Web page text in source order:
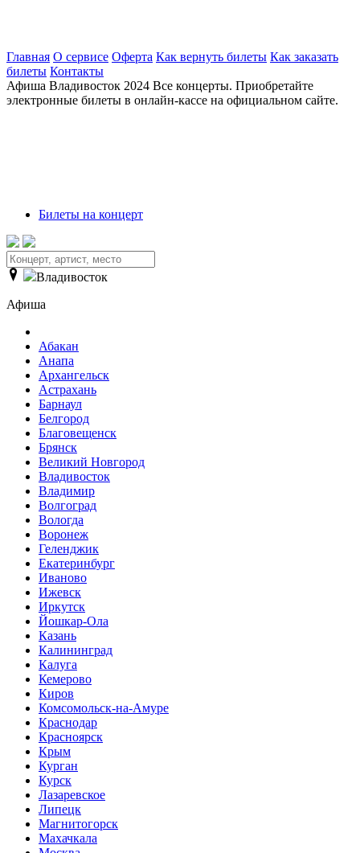
Главная О сервисе Оферта Как вернуть билеты Как заказать
билеты Контакты
Афиша Владивосток 2024 Все концерты. Приобретайте
электронные билеты в онлайн-кассе на официальном сайте.
Билеты на концерт
Владивосток
Афиша
Абакан
Анапа
Архангельск
Астрахань
Барнаул
Белгород
Благовещенск
Брянск
Великий Новгород
Владивосток
Владимир
Волгоград
Вологда
Воронеж
Геленджик
Екатеринбург
Иваново
Ижевск
Иркутск
Йошкар-Ола
Казань
Калининград
Калуга
Кемерово
Киров
Комсомольск-на-Амуре
Краснодар
Красноярск
Крым
Курган
Курск
Лазаревское
Липецк
Магнитогорск
Махачкала